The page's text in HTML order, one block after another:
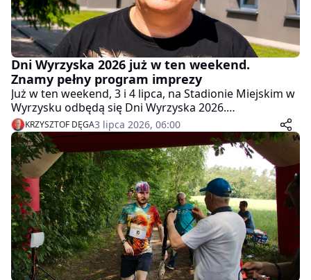
Dni Wyrzyska 2026 już w ten weekend.
Znamy pełny program imprezy
Już w ten weekend, 3 i 4 lipca, na Stadionie Miejskim w
Wyrzysku odbędą się Dni Wyrzyska 2026.
Organizatorzy przygotowali dwa dni pełne koncertów,
w tym gwiazdy takie jak Big Cyc, Łobuzy, Anna
Wyszkoni czy Mezo. W sobotę wstęp na wydarzenie
będzie całkowicie bezpłatny.
KRZYSZTOF DĘGA3 lipca 2026, 06:00